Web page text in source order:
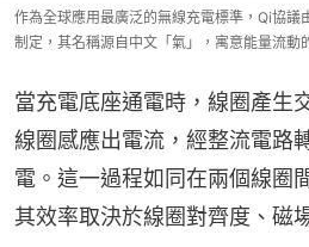
作為全球應用最廣泛的無線充電標準，Qi協
制定，其名稱源自中文「氣」，寓意能量流動
當充電底座通電時，線圈產生
線圈感應出電流，經整流電路
電。這一過程如同在兩個線圈
其效率取決於線圈對齊度、磁